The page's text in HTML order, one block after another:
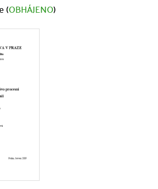
(OBHÁJENO)